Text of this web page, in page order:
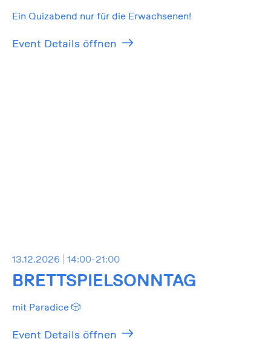
Ein Quizabend nur für die Erwachsenen!
Event Details öffnen
13.12.2026 14:00-21:00
BRETTSPIELSONNTAG
mit Paradice 🎲
Event Details öffnen